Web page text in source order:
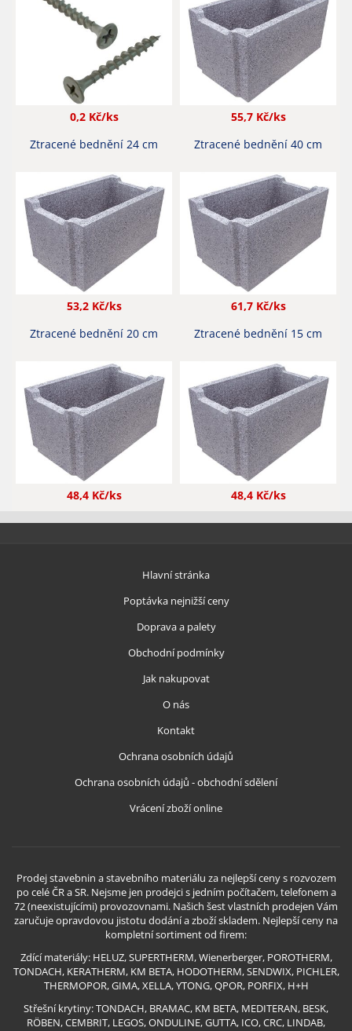
0,2 Kč/ks 55,7 Kč/ks
Ztracené bednění 24 cm
53,2 Kč/ks
Ztracené bednění 40 cm
61,7 Kč/ks
Ztracené bednění 20 cm
48,4 Kč/ks
Ztracené bednění 15 cm
48,4 Kč/ks
Hlavní stránka
Poptávka nejnižší ceny
Doprava a palety
Obchodní podmínky
Jak nakupovat
O nás
Kontakt
Ochrana osobních údajů
Ochrana osobních údajů - obchodní sdělení
Vrácení zboží online
Prodej stavebnin a stavebního materiálu za nejlepší ceny s rozvozem
po celé ČR a SR. Nejsme jen prodejci s jedním počítačem, telefonem a
72 (neexistujícími) provozovnami. Našich šest vlastních prodejen Vám
zaručuje opravdovou jistotu dodání a zboží skladem. Nejlepší ceny na
kompletní sortiment od firem:
Zdící materiály: HELUZ, SUPERTHERM, Wienerberger, POROTHERM,
TONDACH, KERATHERM, KM BETA, HODOTHERM, SENDWIX, PICHLER,
THERMOPOR, GIMA, XELLA, YTONG, QPOR, PORFIX, H+H
Střešní krytiny: TONDACH, BRAMAC, KM BETA, MEDITERAN, BESK,
RÖBEN, CEMBRIT, LEGOS, ONDULINE, GUTTA, ICO, CRC, LINDAB,